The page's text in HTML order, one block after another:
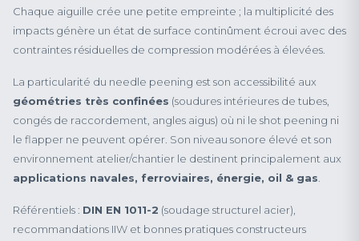
Chaque aiguille crée une petite empreinte ; la multiplicité des
impacts génère un état de surface continûment écroui avec des
contraintes résiduelles de compression modérées à élevées.
La particularité du needle peening est son accessibilité aux
géométries très confinées (soudures intérieures de tubes,
congés de raccordement, angles aigus) où ni le shot peening ni
le flapper ne peuvent opérer. Son niveau sonore élevé et son
environnement atelier/chantier le destinent principalement aux
applications navales, ferroviaires, énergie, oil & gas
Référentiels : DIN EN 1011-2 (soudage structurel acier),
recommandations IIW et bonnes pratiques constructeurs